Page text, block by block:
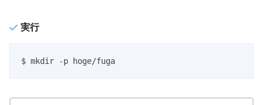
実行
$ mkdir -p hoge/fuga